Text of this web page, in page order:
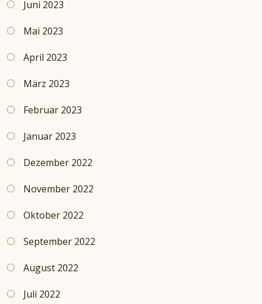
Juni 2023
Mai 2023
April 2023
März 2023
Februar 2023
Januar 2023
Dezember 2022
November 2022
Oktober 2022
September 2022
August 2022
Juli 2022